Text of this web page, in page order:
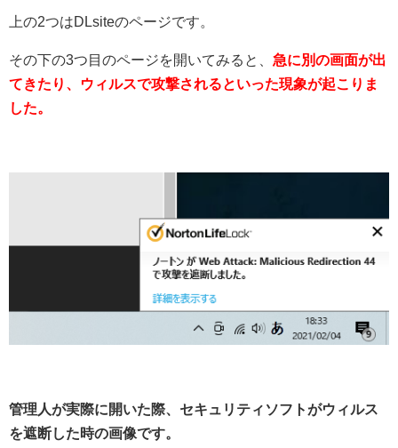
上の2つはDLsiteのページです。
その下の3つ目のページを開いてみると、 急に別の画面が出
てきたり、ウィルスで攻撃されるといった現象が起こりま
した。
管理人が実際に開いた際、セキュリティソフトがウィルス
を遮断した時の画像です。